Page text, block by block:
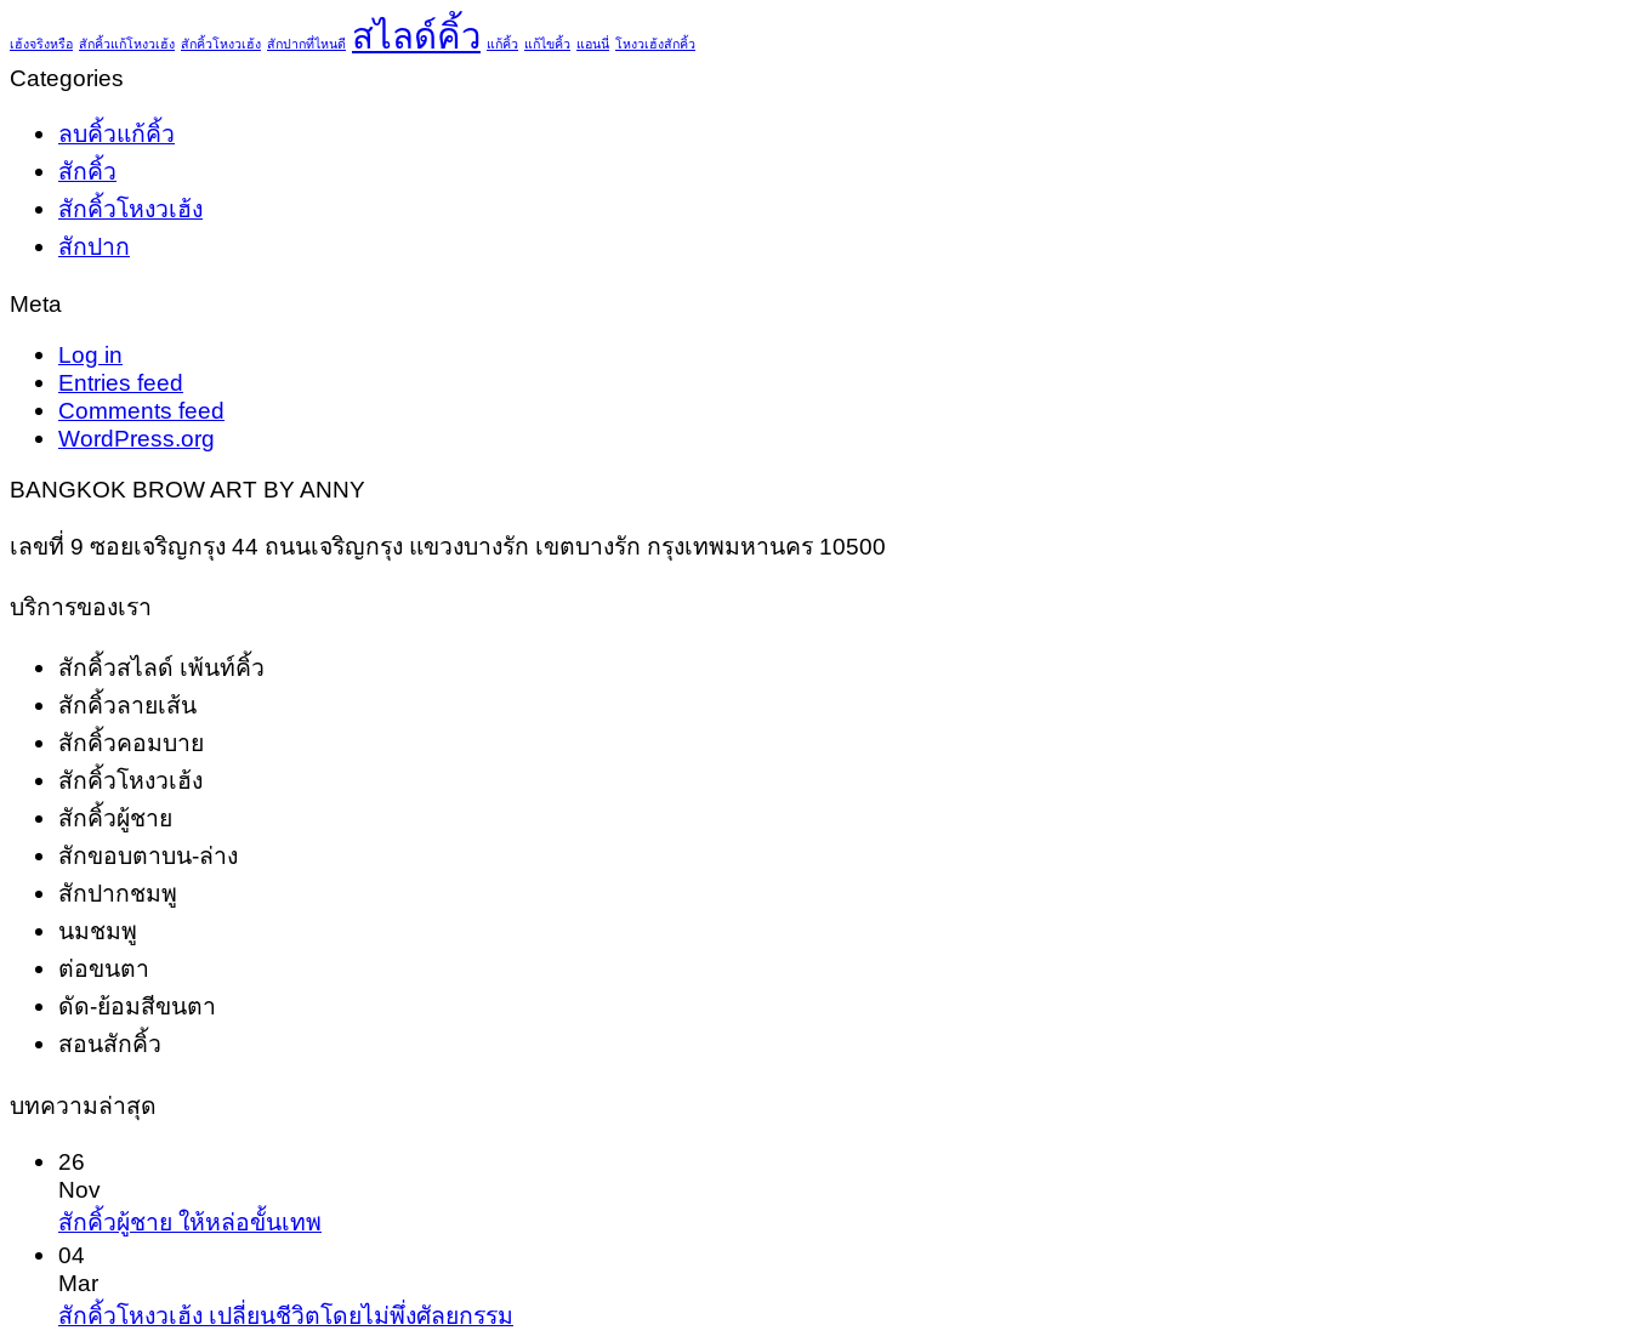
เฮ้งจริงหรือ สักคิ้วแก้โหงวเฮ้ง สักคิ้วโหงวเฮ้ง สักปากที่ไหนดี สไลด์คิ้ว แก้คิ้ว แก้ไขคิ้ว แอนนี่ โหงวเฮ้งสักคิ้ว
Categories
ลบคิ้วแก้คิ้ว
สักคิ้ว
สักคิ้วโหงวเฮ้ง
สักปาก
Meta
Log in
Entries feed
Comments feed
WordPress.org
BANGKOK BROW ART BY ANNY
เลขที่ 9 ซอยเจริญกรุง 44 ถนนเจริญกรุง แขวงบางรัก เขตบางรัก กรุงเทพมหานคร 10500
บริการของเรา
สักคิ้วสไลด์ เพ้นท์คิ้ว
สักคิ้วลายเส้น
สักคิ้วคอมบาย
สักคิ้วโหงวเฮ้ง
สักคิ้วผู้ชาย
สักขอบตาบน-ล่าง
สักปากชมพู
นมชมพู
ต่อขนตา
ดัด-ย้อมสีขนตา
สอนสักคิ้ว
บทความล่าสุด
26
Nov
สักคิ้วผู้ชาย ให้หล่อขั้นเทพ
สัก
04
Mar
สักคิ้วโหงวเฮ้ง เปลี่ยนชีวิตโดยไม่พึ่งศัลยกรรม